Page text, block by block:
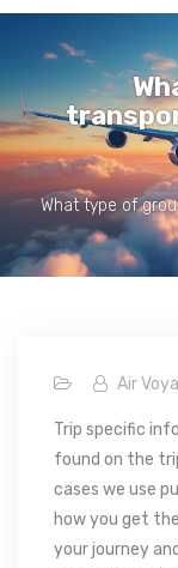
What type of
Air
Trip specific
found on the
cases we use
how you get
your journey